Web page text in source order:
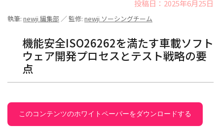
投稿日：2025年6月25日
執筆: newji 編集部 ／ 監修: newji ソーシングチーム
機能安全ISO26262を満たす車載ソフト
ウェア開発プロセスとテスト戦略の要
点
このコンテンツのホワイトペーパーをダウンロードする